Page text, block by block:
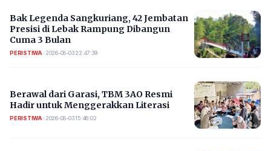
Bak Legenda Sangkuriang, 42 Jembatan
Presisi di Lebak Rampung Dibangun
Cuma 3 Bulan
PERISTIWA• 2026-08-03 22:47:39
Berawal dari Garasi, TBM 3AO Resmi
Hadir untuk Menggerakkan Literasi
PERISTIWA• 2026-08-03 15:46:02